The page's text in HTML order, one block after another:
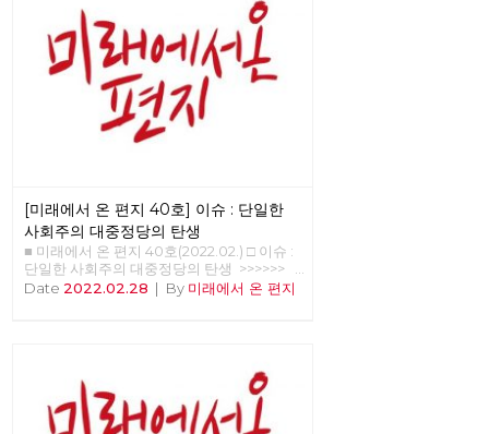
[미래에서 온 편지 40호] 이슈 : 단일한
사회주의 대중정당의 탄생
■ 미래에서 온 편지 40호(2022.02.) □ 이슈 :
단일한 사회주의 대중정당의 탄생 >>>>>>
업로드 준비중 <<<<<<
Date 2022.02.28 | By 미래에서 온 편지